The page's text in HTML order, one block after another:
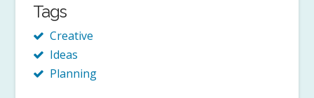
Tags
Creative
Ideas
Planning